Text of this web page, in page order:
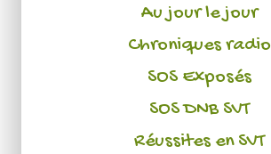
Au jour le jour
Chroniques radio
SOS Exposés
SOS DNB SVT
Réussites en SVT